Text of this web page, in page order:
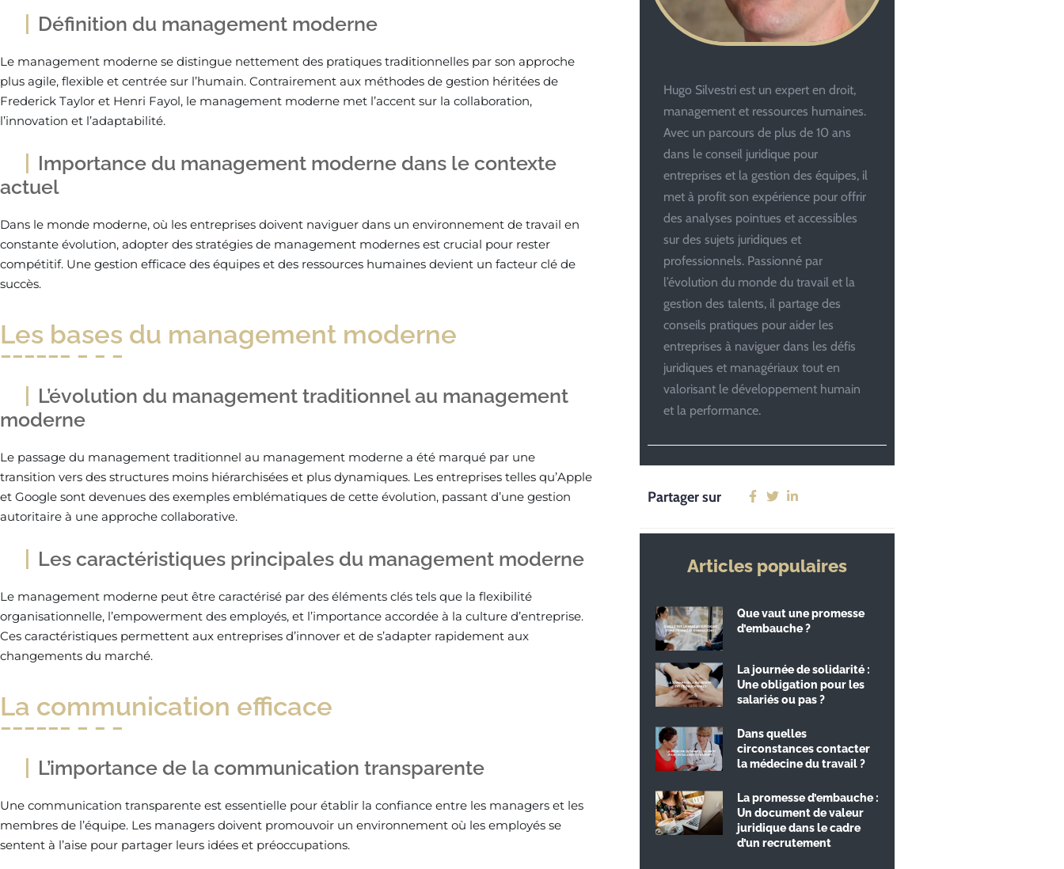
Définition du management moderne
Le management moderne se distingue nettement des pratiques traditionnelles par son approche
plus agile, flexible et centrée sur l’humain. Contrairement aux méthodes de gestion héritées de
Frederick Taylor et Henri Fayol, le management moderne met l’accent sur la collaboration,
l’innovation et l’adaptabilité.
Importance du management moderne dans le contexte
actuel
Dans le monde moderne, où les entreprises doivent naviguer dans un environnement de travail en
constante évolution, adopter des stratégies de management modernes est crucial pour rester
compétitif. Une gestion efficace des équipes et des ressources humaines devient un facteur clé de
succès.
Les bases du management moderne
L’évolution du management traditionnel au management
moderne
Le passage du management traditionnel au management moderne a été marqué par une
transition vers des structures moins hiérarchisées et plus dynamiques. Les entreprises telles qu’Apple
et Google sont devenues des exemples emblématiques de cette évolution, passant d’une gestion
autoritaire à une approche collaborative.
Les caractéristiques principales du management moderne
Le management moderne peut être caractérisé par des éléments clés tels que la flexibilité
organisationnelle, l’empowerment des employés, et l’importance accordée à la culture d’entreprise.
Ces caractéristiques permettent aux entreprises d’innover et de s’adapter rapidement aux
changements du marché.
La communication efficace
L’importance de la communication transparente
Une communication transparente est essentielle pour établir la confiance entre les managers et les
membres de l’équipe. Les managers doivent promouvoir un environnement où les employés se
sentent à l’aise pour partager leurs idées et préoccupations.
Hugo Silvestri est un expert en droit,
management et ressources humaines.
Avec un parcours de plus de 10 ans
dans le conseil juridique pour
entreprises et la gestion des équipes, il
met à profit son expérience pour offrir
des analyses pointues et accessibles
sur des sujets juridiques et
professionnels. Passionné par
l’évolution du monde du travail et la
gestion des talents, il partage des
conseils pratiques pour aider les
entreprises à naviguer dans les défis
juridiques et managériaux tout en
valorisant le développement humain
et la performance.
Partager sur
Articles populaires
Que vaut une promesse
d’embauche ?
La journée de solidarité :
Une obligation pour les
salariés ou pas ?
Dans quelles
circonstances contacter
la médecine du travail ?
La promesse d’embauche :
Un document de valeur
juridique dans le cadre
d’un recrutement